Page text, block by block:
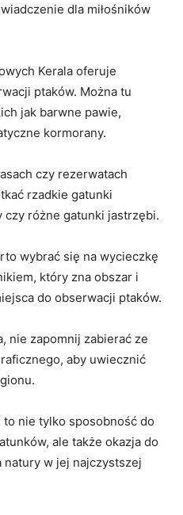
dla miłośników
Kerala oferuje
ptaków. Można tu
jak barwne pawie,
kormorany.
czy rezerwatach
rzadkie gatunki
różne gatunki jastrzębi.
wybrać się na wycieczkę
który zna obszar i
do obserwacji ptaków.
nie zapomnij zabierać ze
aby uwiecznić
nie tylko sposobność do
ale także okazja do
w jej najczystszej